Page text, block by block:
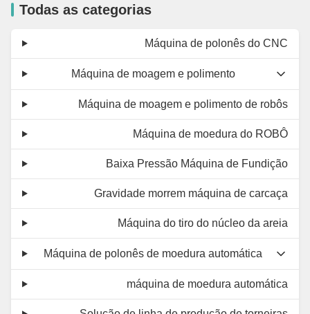
Todas as categorias
Máquina de polonês do CNC
Máquina de moagem e polimento
Máquina de moagem e polimento de robôs
Máquina de moedura do ROBÔ
Baixa Pressão Máquina de Fundição
Gravidade morrem máquina de carcaça
Máquina do tiro do núcleo da areia
Máquina de polonês de moedura automática
máquina de moedura automática